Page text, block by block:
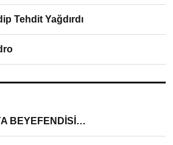
Tehdit Yağdırdı
BEYEFENDİSİ…